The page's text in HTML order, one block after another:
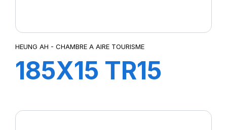
HEUNG AH - CHAMBRE A AIRE TOURISME
185X15 TR15